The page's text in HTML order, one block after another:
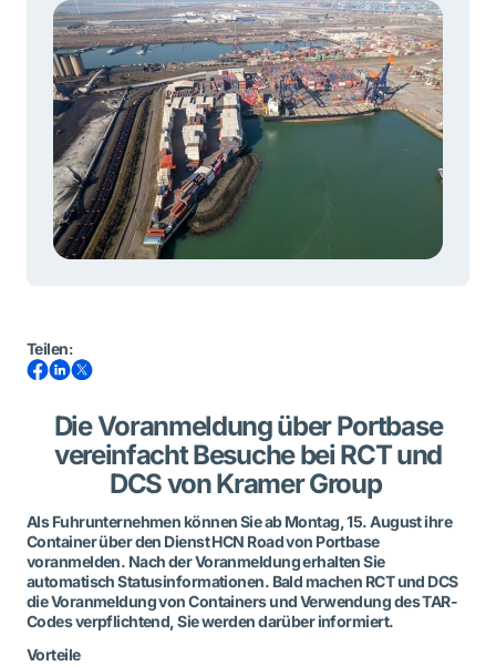
Teilen:
Die Voranmeldung über Portbase
vereinfacht Besuche bei RCT und
DCS von Kramer Group
Als Fuhrunternehmen können Sie ab Montag, 15. August ihre
Container über den Dienst HCN Road von Portbase
voranmelden. Nach der Voranmeldung erhalten Sie
automatisch Statusinformationen. Bald machen RCT und DCS
die Voranmeldung von Containers und Verwendung des TAR-
Codes verpflichtend, Sie werden darüber informiert.
Vorteile